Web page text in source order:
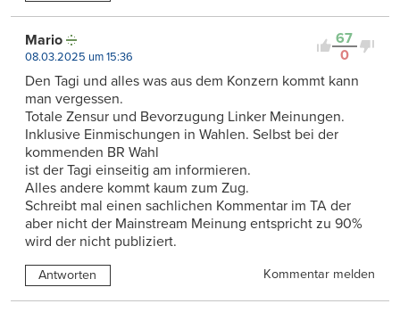
67
0
Mario
08.03.2025 um 15:36
Den Tagi und alles was aus dem Konzern kommt kann
man vergessen.
Totale Zensur und Bevorzugung Linker Meinungen.
Inklusive Einmischungen in Wahlen. Selbst bei der
kommenden BR Wahl
ist der Tagi einseitig am informieren.
Alles andere kommt kaum zum Zug.
Schreibt mal einen sachlichen Kommentar im TA der
aber nicht der Mainstream Meinung entspricht zu 90%
wird der nicht publiziert.
Antworten Kommentar melden